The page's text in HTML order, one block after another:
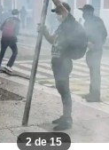
2 de 15